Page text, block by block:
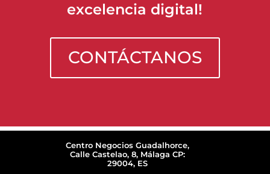
excelencia digital!
CONTÁCTANOS
Centro Negocios Guadalhorce,
Calle Castelao, 8, Málaga CP:
29004, ES